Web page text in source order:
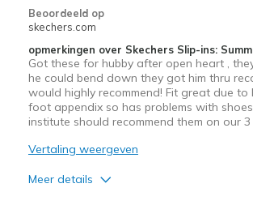
Beoordeeld op
skechers.com
opmerkingen over Skechers Slip-ins:
Got these for hubby after open heart ,
he could bend down they got him thru
would highly recommend! Fit great due to
foot appendix so has problems with
institute should recommend them on our
Vertaling weergeven
Meer details